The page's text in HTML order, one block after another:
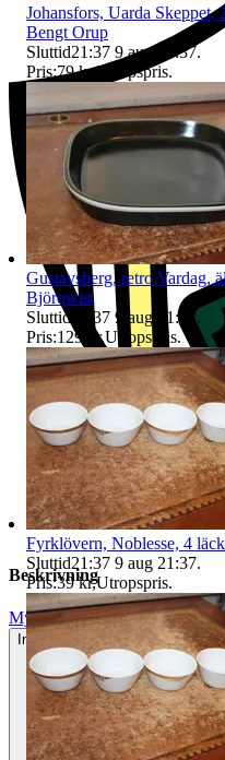
Beskrivning
Mycket gott skick
Inga eller minimala tecken på
Johansfors, Uarda Skeppet,
Bengt Orup
Sluttid21:37 9 aug 21:37.
Pris:79 kr,Utropspris.
Gustavsberg, retro Vardag,
Björqwist
Sluttid
21:37 9 aug 21:37.
Pris:129 kr,Utropspris.
Fyrklövern, Noblesse, 4
Sluttid21:37 9 aug 21:37.
Pris:39 kr,Utropspris.